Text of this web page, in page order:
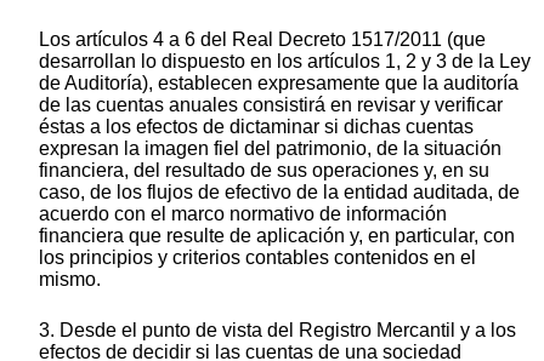
Los artículos 4 a 6 del Real Decreto 1517/2011 (que
desarrollan lo dispuesto en los artículos 1, 2 y 3 de la Ley
de Auditoría), establecen expresamente que la auditoría
de las cuentas anuales consistirá en revisar y verificar
éstas a los efectos de dictaminar si dichas cuentas
expresan la imagen fiel del patrimonio, de la situación
financiera, del resultado de sus operaciones y, en su
caso, de los flujos de efectivo de la entidad auditada, de
acuerdo con el marco normativo de información
financiera que resulte de aplicación y, en particular, con
los principios y criterios contables contenidos en el
mismo.
3. Desde el punto de vista del Registro Mercantil y a los
efectos de decidir si las cuentas de una sociedad